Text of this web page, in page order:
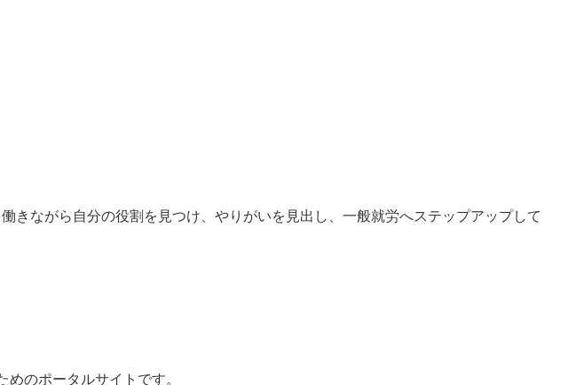
ながら自分の役割を見つけ、やりがいを見出し、一般就労へステップアップして
のポータルサイトです。